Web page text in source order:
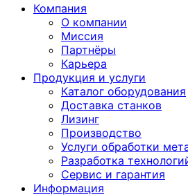
Компания
О компании
Миссия
Партнёры
Карьера
Продукция и услуги
Каталог оборудования
Доставка станков
Лизинг
Производство
Услуги обработки
Разработка
Сервис и гарантия
Информация